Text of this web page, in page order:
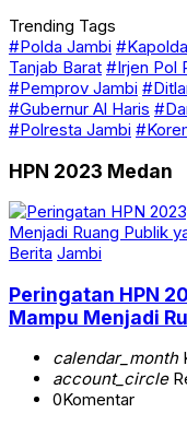
Trending Tags
#Polda Jambi
Tanjab Barat #Irjen Pol
#Pemprov Jambi
#Gubernur Al Haris
#Polresta Jambi
HPN 2023 Medan
Berita Jambi
Peringatan HPN
Mampu Menjadi
calendar_month
account_circle
0Komentar